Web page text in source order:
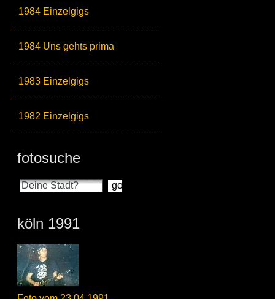
1984 Einzelgigs
1984 Uns gehts prima
1983 Einzelgigs
1982 Einzelgigs
fotosuche
köln 1991